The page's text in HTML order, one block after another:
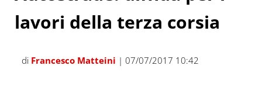
lavori della terza corsia
di Francesco Matteini | 07/07/2017 10:42